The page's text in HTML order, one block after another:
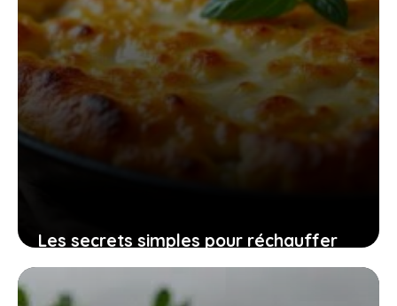
Les secrets simples pour réchauffer
une tartiflette au four sans la
dessécher et garder sa gourmandise